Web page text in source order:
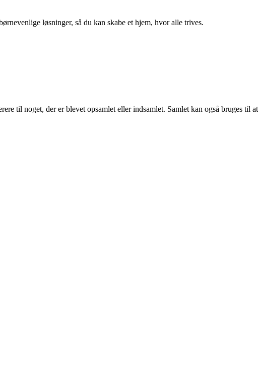
løsninger, så du kan skabe et hjem, hvor alle trives.
til noget, der er blevet opsamlet eller indsamlet. Samlet kan også bruges til at